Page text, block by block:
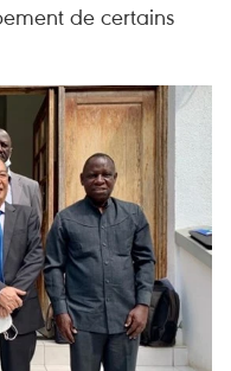
de certains